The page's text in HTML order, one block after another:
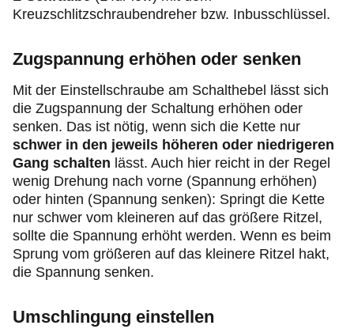
Kreuzschlitzschraubendreher bzw. Inbusschlüssel.
Zugspannung erhöhen oder senken
Mit der Einstellschraube am Schalthebel lässt sich
die Zugspannung der Schaltung erhöhen oder
senken. Das ist nötig, wenn sich die Kette nur
schwer in den jeweils höheren oder niedrigeren
Gang schalten lässt. Auch hier reicht in der Regel
wenig Drehung nach vorne (Spannung erhöhen)
oder hinten (Spannung senken): Springt die Kette
nur schwer vom kleineren auf das größere Ritzel,
sollte die Spannung erhöht werden. Wenn es beim
Sprung vom größeren auf das kleinere Ritzel hakt,
die Spannung senken.
Umschlingung einstellen